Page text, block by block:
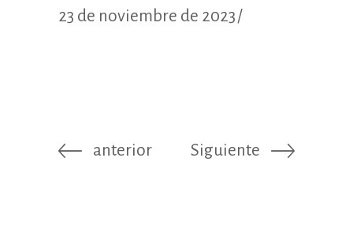
23 de noviembre de 2023
anterior Siguiente